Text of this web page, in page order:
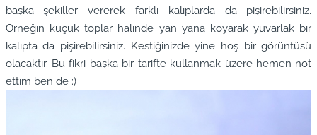
başka şekiller vererek farklı kalıplarda da pişirebilirsiniz.
Örneğin küçük toplar halinde yan yana koyarak yuvarlak bir
kalıpta da pişirebilirsiniz. Kestiğinizde yine hoş bir görüntüsü
olacaktır. Bu fikri başka bir tarifte kullanmak üzere hemen not
ettim ben de :)